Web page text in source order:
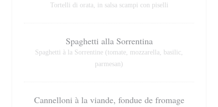
Tortelli di orata, in salsa scampi con piselli
Spaghetti alla Sorrentina
Spaghetti à la Sorrentine (tomate, mozzarella, basilic,
parmesan)
Cannelloni à la viande, fondue de fromage